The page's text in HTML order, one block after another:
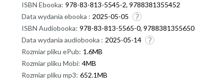
ISBN Ebooka: 978-83-813-5545-2, 9788381355452
Data wydania ebooka : 2025-05-05
ISBN Audiobooka: 978-83-813-5565-0, 9788381355650
Data wydania audiobooka : 2025-05-14
Rozmiar pliku ePub: 1.6MB
Rozmiar pliku Mobi: 4MB
Rozmiar pliku mp3: 652.1MB